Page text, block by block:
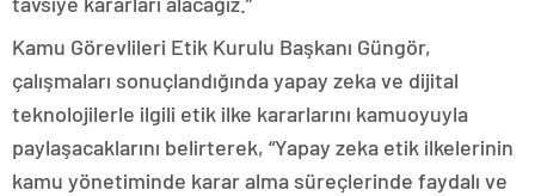
Kamu Görevlileri Etik Kurulu Başkanı Güngör,
çalışmaları sonuçlandığında yapay zeka ve dijital
teknolojilerle ilgili etik ilke kararlarını kamuoyuyla
paylaşacaklarını belirterek, “Yapay zeka etik ilkelerinin
kamu yönetiminde karar alma süreçlerinde faydalı ve